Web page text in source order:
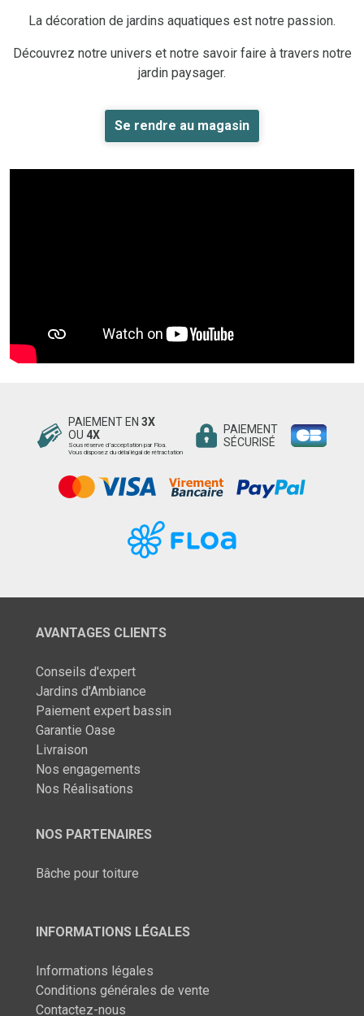
La décoration de jardins aquatiques est notre passion.
Découvrez notre univers et notre savoir faire à travers notre
jardin paysager.
Se rendre au magasin
PAIEMENT EN 3X
OU 4X
Sous réserve d’acceptation par Floa.
Vous disposez du délai légal de rétractation
PAIEMENT
SÉCURISÉ
AVANTAGES CLIENTS
Conseils d'expert
Jardins d'Ambiance
Paiement expert bassin
Garantie Oase
Livraison
Nos engagements
Nos Réalisations
NOS PARTENAIRES
Bâche pour toiture
INFORMATIONS LÉGALES
Informations légales
Conditions générales de vente
Contactez-nous